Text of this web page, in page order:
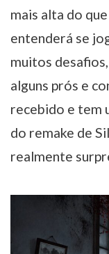
mais alta do
entenderá se
muitos
alguns prós e
recebido e tem
do remake de
realmente